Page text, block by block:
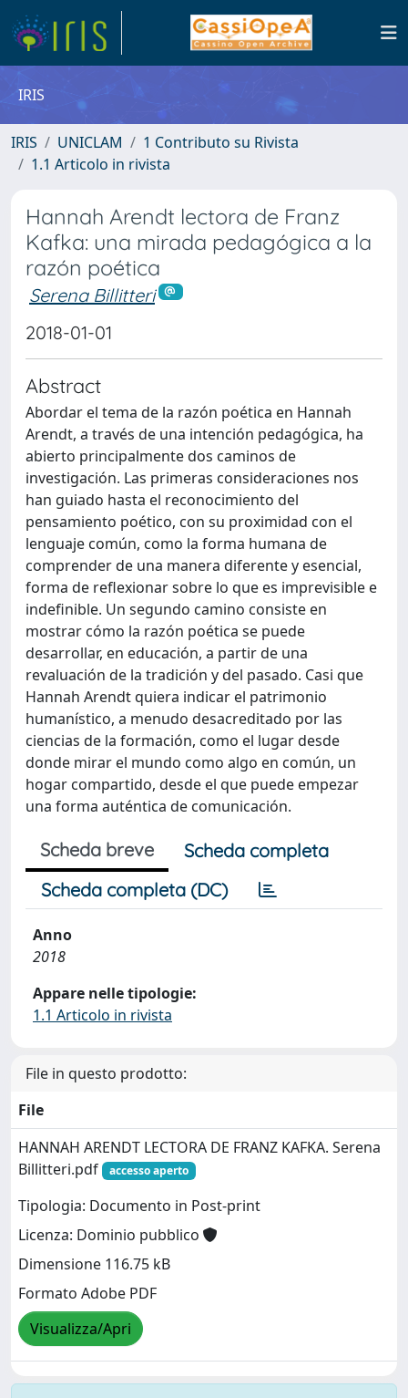
IRIS
IRIS UNICLAM
1 Contributo su Rivista
1.1 Articolo in rivista
Hannah Arendt lectora de Franz
Kafka: una mirada pedagógica a la
razón poética
Serena Billitteri
2018-01-01
Abstract
Abordar el tema de la razón poética en Hannah
Arendt, a través de una intención pedagógica, ha
abierto principalmente dos caminos de
investigación. Las primeras consideraciones nos
han guiado hasta el reconocimiento del
pensamiento poético, con su proximidad con el
lenguaje común, como la forma humana de
comprender de una manera diferente y esencial,
forma de reflexionar sobre lo que es imprevisible e
indefinible. Un segundo camino consiste en
mostrar cómo la razón poética se puede
desarrollar, en educación, a partir de una
revaluación de la tradición y del pasado. Casi que
Hannah Arendt quiera indicar el patrimonio
humanístico, a menudo desacreditado por las
ciencias de la formación, como el lugar desde
donde mirar el mundo como algo en común, un
hogar compartido, desde el que puede empezar
una forma auténtica de comunicación.
Scheda breve
Scheda completa
Scheda completa (DC)
Anno
2018
Appare nelle tipologie:
1.1 Articolo in rivista
File in questo prodotto:
File
HANNAH ARENDT LECTORA DE FRANZ KAFKA. Serena
Billitteri.pdf
accesso aperto
Tipologia: Documento in Post-print
Licenza: Dominio pubblico
Dimensione 116.75 kB
Formato Adobe PDF
Visualizza/Apri